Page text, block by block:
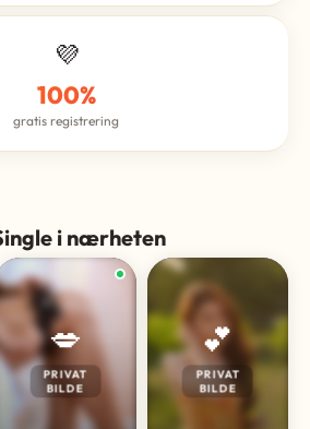
💜
100%
gratis registrering
i nærheten
💋
PRIVAT
BILDE
💕
PRIVAT
BILDE